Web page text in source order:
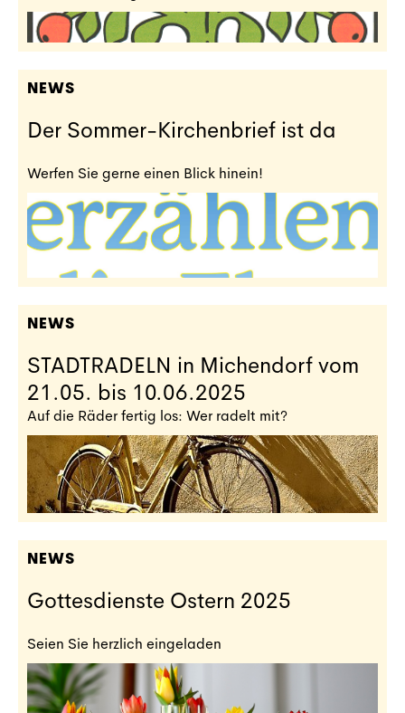
NEWS
Der Sommer-Kirchenbrief ist da
Werfen Sie gerne einen Blick hinein!
NEWS
STADTRADELN in Michendorf vom
21.05. bis 10.06.2025
Auf die Räder fertig los: Wer radelt mit?
NEWS
Gottesdienste Ostern 2025
Seien Sie herzlich eingeladen